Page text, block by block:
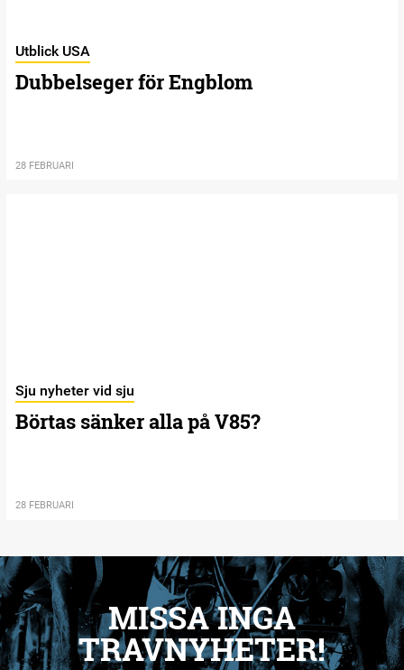
Utblick USA
Dubbelseger för Engblom
28 FEBRUARI
Sju nyheter vid sju
Börtas sänker alla på V85?
28 FEBRUARI
MISSA INGA
TRAVNYHETER!